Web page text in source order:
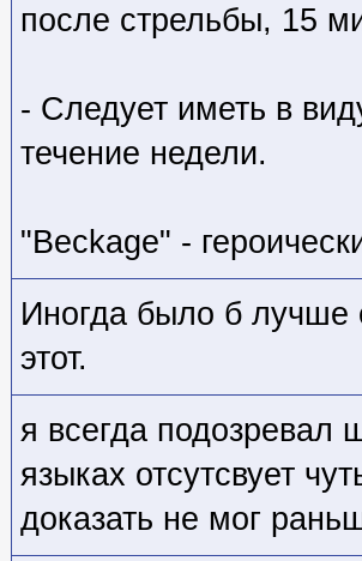
после стрельбы, 15
- Следует иметь в
течение недели.
"Beckage" -
Иногда было б
этот.
я всегда
языках отсутсвует
доказать не мог